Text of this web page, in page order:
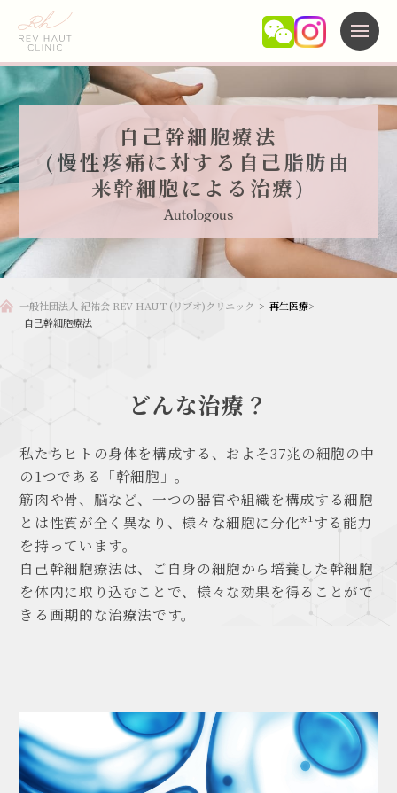
施術メニュー
当院について
よくある質問
未成年の方へ
アクセス
REV HAUT (リブオ)クリニックへの
各種お問い合わせはこちら
Tel:06-6556-6477
診察時間: 10:00～18:00
ネットで予約する
LINEお問い合わせ
自己幹細胞療法
(慢性疼痛に対する自己脂肪由
来幹細胞による治療)
Autologous
一般社団法人 紀祐会 REV HAUT (リブオ)クリニック > 再生医療>
自己幹細胞療法
どんな治療？
私たちヒトの身体を構成する、およそ37兆の細胞の中
の1つである「幹細胞」。
筋肉や骨、脳など、一つの器官や組織を構成する細胞
とは性質が全く異なり、様々な細胞に分化*¹する能力
を持っています。
自己幹細胞療法は、ご自身の細胞から培養した幹細胞
を体内に取り込むことで、 様々な効果を得ることがで
きる画期的な治療法です。